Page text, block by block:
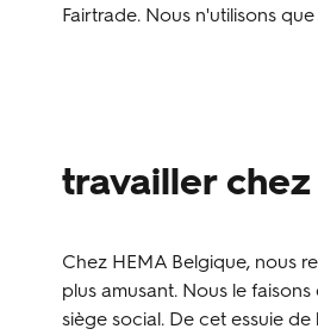
Fairtrade. Nous n'utilisons
travailler
Chez HEMA Belgique, nous
plus amusant. Nous le
siège social. De cet essuie